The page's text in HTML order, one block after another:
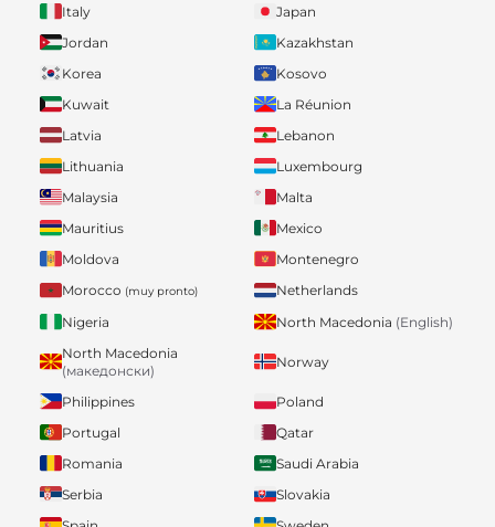
Italy
Japan
Jordan
Kazakhstan
Korea
Kosovo
Kuwait
La Réunion
Latvia
Lebanon
Lithuania
Luxembourg
Malaysia
Malta
Mauritius
Mexico
Moldova
Montenegro
Morocco (muy pronto)
Netherlands
Nigeria
North Macedonia (English)
North Macedonia
(македонски)
Norway
Philippines
Poland
Portugal
Qatar
Romania
Saudi Arabia
Serbia
Slovakia